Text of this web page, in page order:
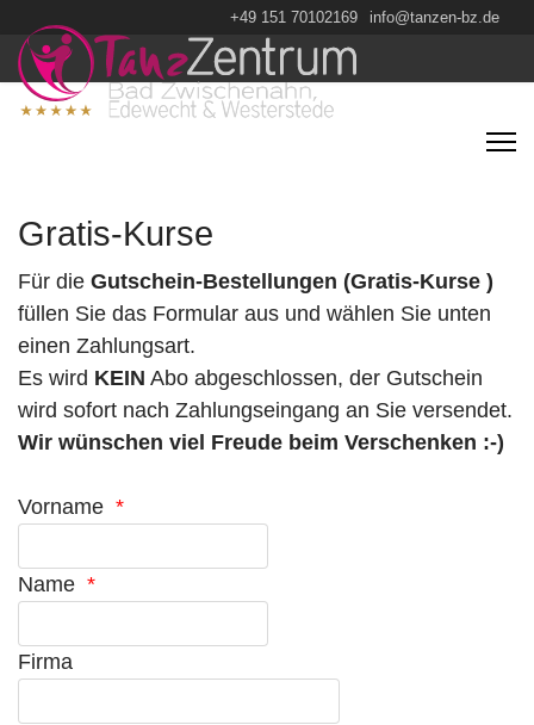
+49 151 70102169 info@tanzen-bz.de
Gratis-Kurse
Für die Gutschein-Bestellungen (Gratis-Kurse )
füllen Sie das Formular aus und wählen Sie unten
einen Zahlungsart.
Es wird KEIN Abo abgeschlossen, der Gutschein
wird sofort nach Zahlungseingang an Sie versendet.
Wir wünschen viel Freude beim Verschenken :-)
Vorname *
Name *
Firma